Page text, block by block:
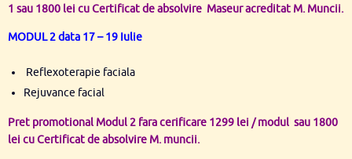
1 sau 1800 lei cu Certificat de absolvire Maseuracreditat M. Muncii.
MODUL 2 data 17 – 19 Iulie
Reflexoterapie faciala
Rejuvance facial
Pret promotional Modul 2 fara cerificare 1299 lei / modul sau 1800
lei cu Certificat de absolvire M. muncii.